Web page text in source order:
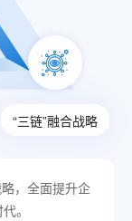
“三链”融合战略
，全面提升企
。